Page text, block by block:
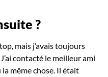
?
mais j’avais toujours
contacté le meilleur ami
même chose. Il était